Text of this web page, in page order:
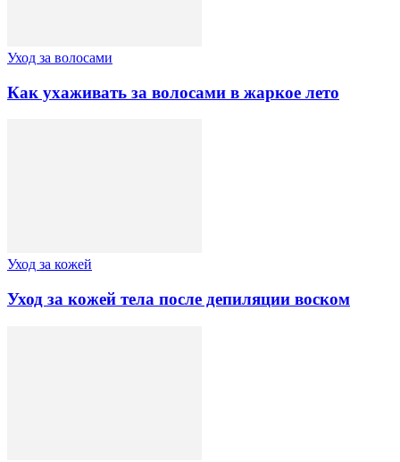
Уход за волосами
Как ухаживать за волосами в жаркое лето
Уход за кожей
Уход за кожей тела после депиляции воском